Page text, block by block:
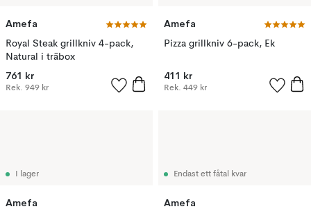
Amefa
Royal Steak grillkniv 4-pack,
Natural i träbox
761 kr
Rek. 949 kr
Amefa
Pizza grillkniv 6-pack, Ek
411 kr
Rek. 449 kr
I lager
Amefa
Endast ett fåtal kvar
Amefa